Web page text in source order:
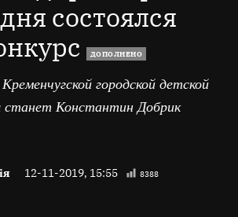
состоялся
ДОПОЛНЕНО
городской детской
станет Константин Добрик
12-11-2019, 15:55 8388